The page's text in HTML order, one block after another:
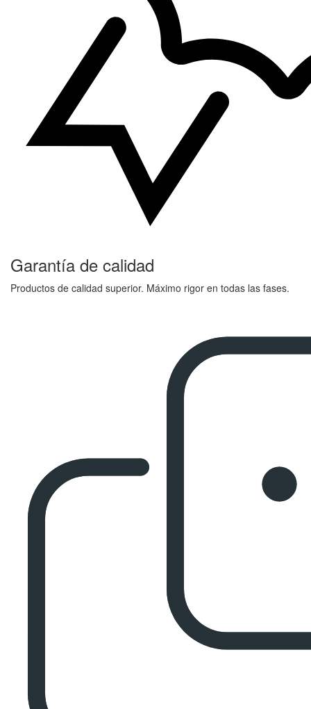
Garantía de calidad
Productos de calidad superior. Máximo rigor en todas las fases.